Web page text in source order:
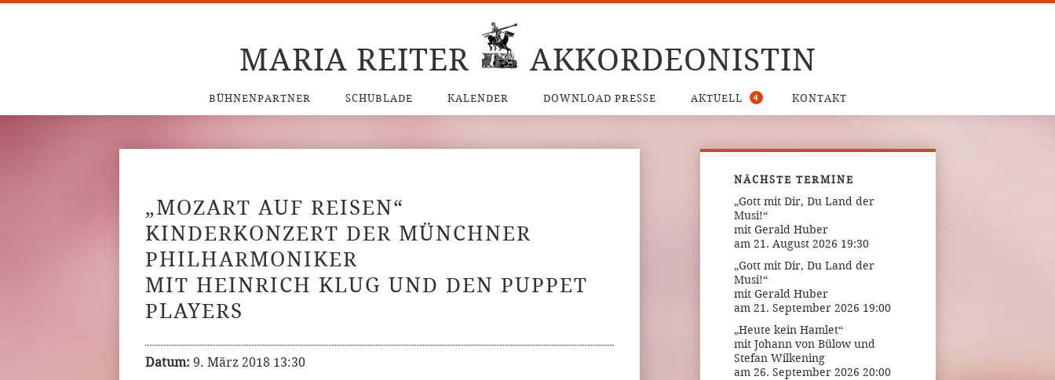
MARIA REITER AKKORDEONISTIN
BÜHNENPARTNER SCHUBLADE KALENDER DOWNLOAD PRESSE AKTUELL 4 KONTAKT
„MOZART AUF REISEN“
KINDERKONZERT DER MÜNCHNER
PHILHARMONIKER
MIT HEINRICH KLUG UND DEN PUPPET
PLAYERS
Datum: 9. März 2018 13:30
NÄCHSTE TERMINE
„Gott mit Dir, Du Land der
Musi!“
mit Gerald Huber
am 21. August 2026 19:30
„Gott mit Dir, Du Land der
Musi!“
mit Gerald Huber
am 21. September 2026 19:00
„Heute kein Hamlet“
mit Johann von Bülow und
Stefan Wilkening
am 26. September 2026 20:00